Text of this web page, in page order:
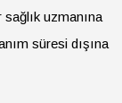
uzmanına
süresi dışına